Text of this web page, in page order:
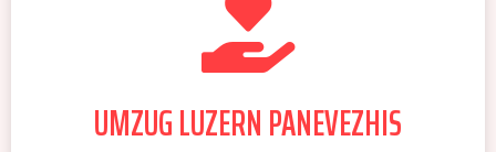
UMZUG LUZERN PANEVEZHIS